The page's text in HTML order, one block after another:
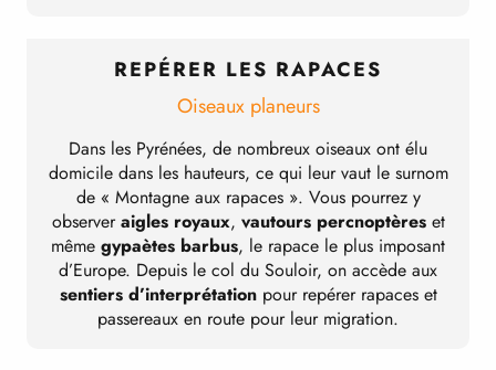
REPÉRER LES RAPACES
Oiseaux planeurs
Dans les Pyrénées, de nombreux oiseaux ont élu
domicile dans les hauteurs, ce qui leur vaut le surnom
de « Montagne aux rapaces ». Vous pourrez y
observeraigles royaux, vautours percnoptèreset
même gypaètes barbus, le rapace le plus imposant
d’Europe. Depuis le col du Souloir, on accède aux
sentiers d’interprétationpour repérer rapaces et
passereaux en route pour leur migration.